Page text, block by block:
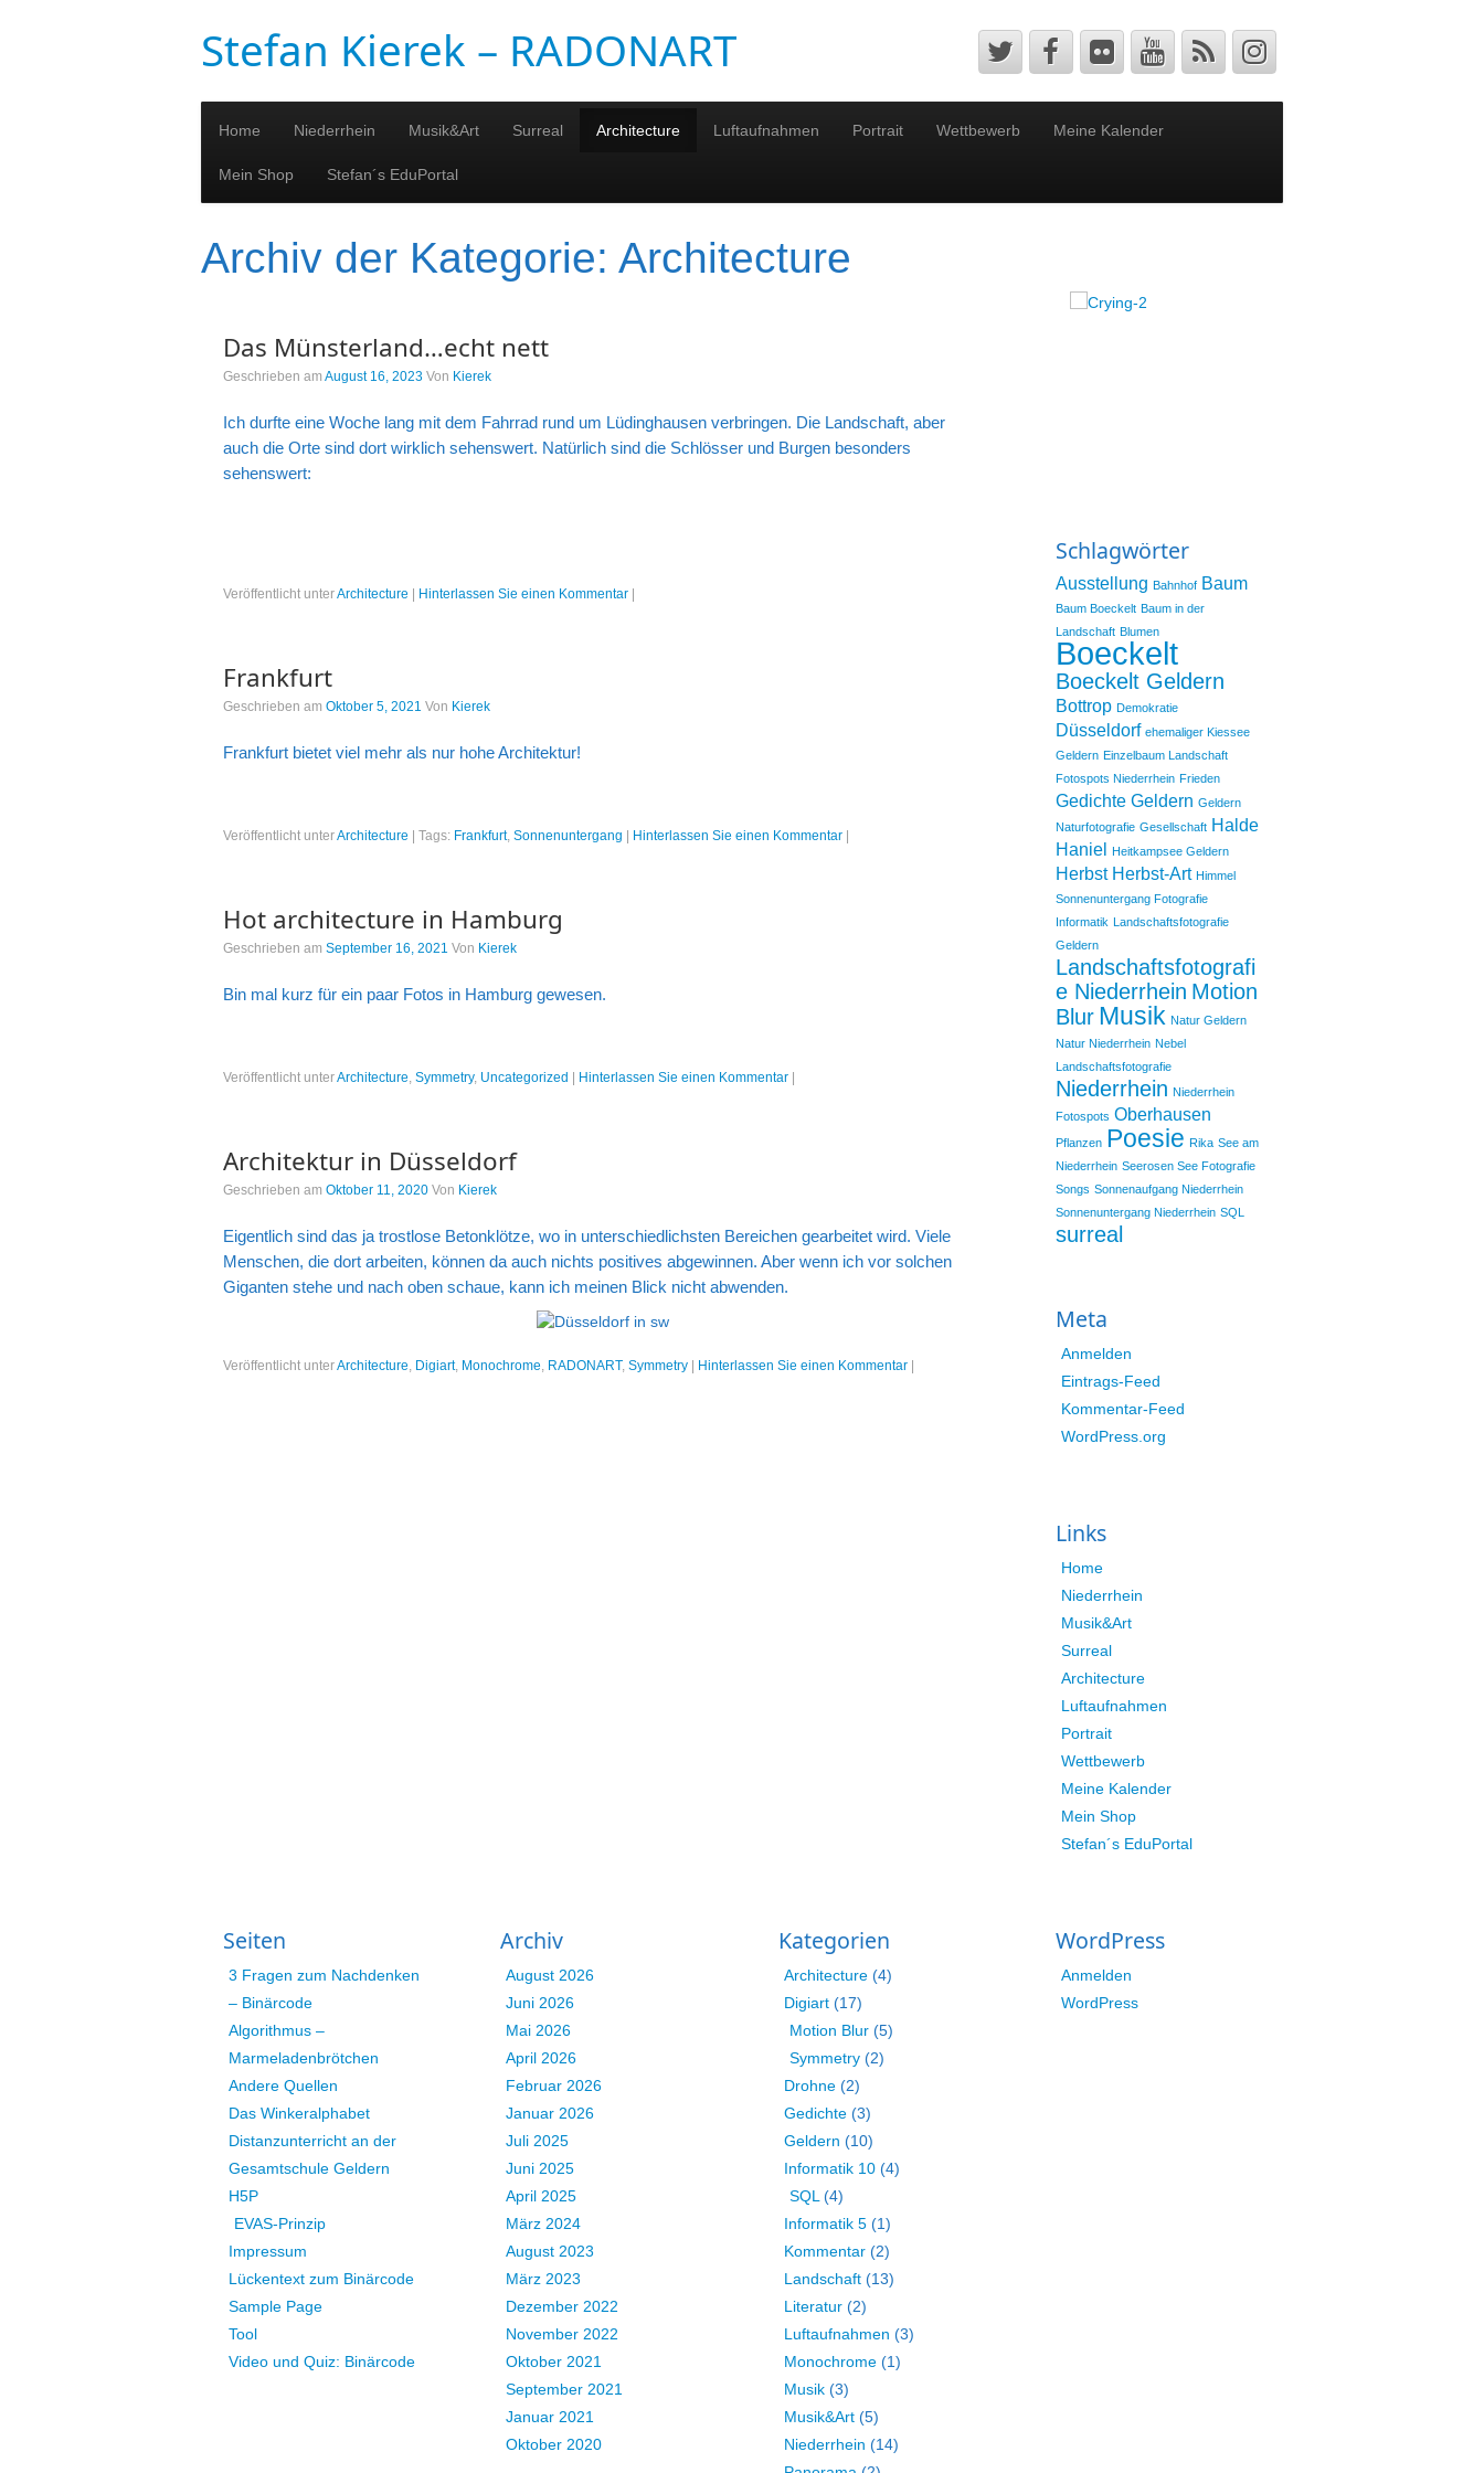
Stefan Kierek – RADONART
Home Niederrhein Musik&Art Surreal Architecture Luftaufnahmen Portrait Wettbewerb Meine Kalender
Mein Shop Stefan´s EduPortal
Archiv der Kategorie: Architecture
Das Münsterland…echt nett
Geschrieben am August 16, 2023 Von Kierek
Ich durfte eine Woche lang mit dem Fahrrad rund um Lüdinghausen verbringen. Die Landschaft, aber
auch die Orte sind dort wirklich sehenswert. Natürlich sind die Schlösser und Burgen besonders
sehenswert:
Veröffentlicht unterArchitecture Hinterlassen Sie einen Kommentar
Frankfurt
Geschrieben am Oktober 5, 2021 Von Kierek
Frankfurt bietet viel mehr als nur hohe Architektur!
Veröffentlicht unterArchitecture Tags: Frankfurt, Sonnenuntergang Hinterlassen Sie einen Kommentar
Hot architecture in Hamburg
Geschrieben am September 16, 2021 Von Kierek
Bin mal kurz für ein paar Fotos in Hamburg gewesen.
Veröffentlicht unterArchitecture, Symmetry, Uncategorized Hinterlassen Sie einen Kommentar
Architektur in Düsseldorf
Geschrieben am Oktober 11, 2020 Von Kierek
Eigentlich sind das ja trostlose Betonklötze, wo in unterschiedlichsten Bereichen gearbeitet wird. Viele
Menschen, die dort arbeiten, können da auch nichts positives abgewinnen. Aber wenn ich vor solchen
Giganten stehe und nach oben schaue, kann ich meinen Blick nicht abwenden.
Veröffentlicht unterArchitecture, Digiart, Monochrome, RADONART, Symmetry Hinterlassen Sie einen Kommentar
Schlagwörter
Ausstellung Bahnhof Baum
Baum Boeckelt Baum in der
Landschaft Blumen
Boeckelt
Boeckelt Geldern
Bottrop Demokratie
Düsseldorf ehemaliger Kiessee
Geldern Einzelbaum Landschaft
Fotospots Niederrhein Frieden
Gedichte Geldern Geldern
Naturfotografie Gesellschaft Halde
Haniel Heitkampsee Geldern
Herbst Herbst-Art Himmel
Sonnenuntergang Fotografie
Informatik Landschaftsfotografie
Geldern
Landschaftsfotografi
e Niederrhein Motion
Blur Musik Natur Geldern
Natur Niederrhein Nebel
Landschaftsfotografie
Niederrhein Niederrhein
Fotospots Oberhausen
Pflanzen Poesie Rika See am
Niederrhein Seerosen See Fotografie
Songs Sonnenaufgang Niederrhein
Sonnenuntergang Niederrhein SQL
surreal
Meta
Anmelden
Eintrags-Feed
Kommentar-Feed
WordPress.org
Links
Home
Niederrhein
Musik&Art
Surreal
Architecture
Luftaufnahmen
Portrait
Wettbewerb
Meine Kalender
Mein Shop
Stefan´s EduPortal
Seiten
3 Fragen zum Nachdenken
– Binärcode
Algorithmus –
Marmeladenbrötchen
Andere Quellen
Das Winkeralphabet
Distanzunterricht an der
Gesamtschule Geldern
H5P
EVAS-Prinzip
Impressum
Lückentext zum Binärcode
Sample Page
Tool
Video und Quiz: Binärcode
Archiv
August 2026
Juni 2026
Mai 2026
April 2026
Februar 2026
Januar 2026
Juli 2025
Juni 2025
April 2025
März 2024
August 2023
März 2023
Dezember 2022
November 2022
Oktober 2021
September 2021
Januar 2021
Oktober 2020
Kategorien
Architecture(4)
Digiart(17)
Motion Blur(5)
Symmetry(2)
Drohne(2)
Gedichte(3)
Geldern (10)
Informatik 10(4)
SQL (4)
Informatik 5(1)
Kommentar(2)
Landschaft(13)
Literatur(2)
Luftaufnahmen (3)
Monochrome(1)
Musik(3)
Musik&Art(5)
Niederrhein (14)
WordPress
Anmelden
WordPress